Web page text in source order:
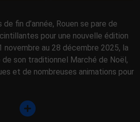
fin d’année, Rouen se pare de
pour une nouvelle édition
novembre au 28 décembre 2025, la
de son traditionnel Marché de Noël,
et de nombreuses animations pour